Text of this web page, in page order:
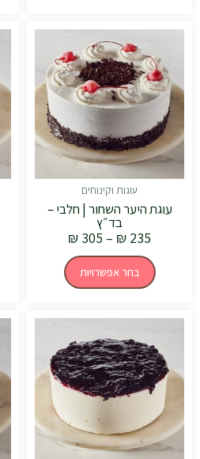
עוגות וקינוחים
עוגת היער השחור | חלבי –
בד״ץ
₪ 235
–
₪ 305
טווח
עד
בחר אפשרויות
למוצר
יש
מספר
סוגים.
ניתן
לבחור
את
האפשרויות
טווח
עד
למוצר
יש
מספר
סוגים.
ניתן
לבחור
את
האפשרויות